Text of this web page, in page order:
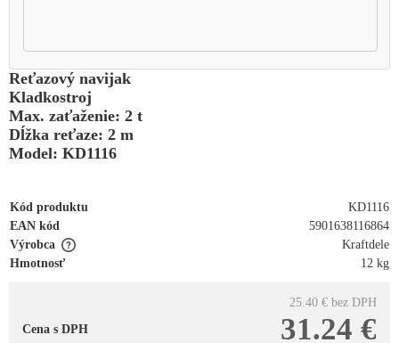
Reťazový navijak
Kladkostroj
Max. zaťaženie: 2 t
Dĺžka reťaze: 2 m
Model: KD1116
Kód produktu
KD1116
EAN kód
5901638116864
Výrobca
Kraftdele
Hmotnosť
12 kg
25.40 € bez DPH
31.24 €
Cena s DPH